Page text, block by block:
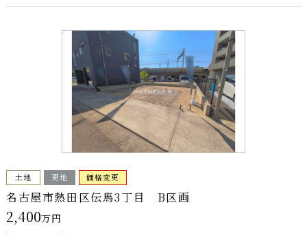
土地 更地 価格変更
名古屋市熱田区伝馬3丁目 B区画
2,400万円